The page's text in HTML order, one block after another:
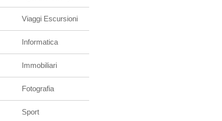
Viaggi Escursioni
Informatica
Immobiliari
Fotografia
Sport